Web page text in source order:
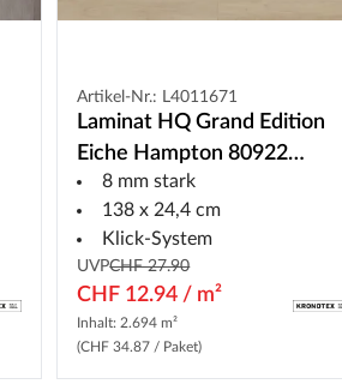
Artikel-Nr.: L4011671
Laminat HQ Grand Edition
Eiche Hampton 80922
Landhausdiele
8 mm stark
138 x 24,4 cm
Klick-System
UVPCHF 27.90
CHF 12.94 / m²
Inhalt: 2.694 m²
(CHF 34.87 / Paket)